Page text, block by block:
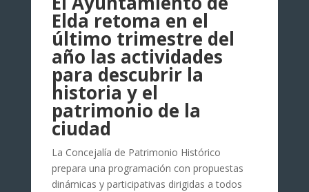
Elda retoma en el
último trimestre del
año las actividades
para descubrir la
historia y el
patrimonio de la
ciudad
La Concejalía de Patrimonio Histórico
prepara una programación con propuestas
dinámicas y participativas dirigidas a todos